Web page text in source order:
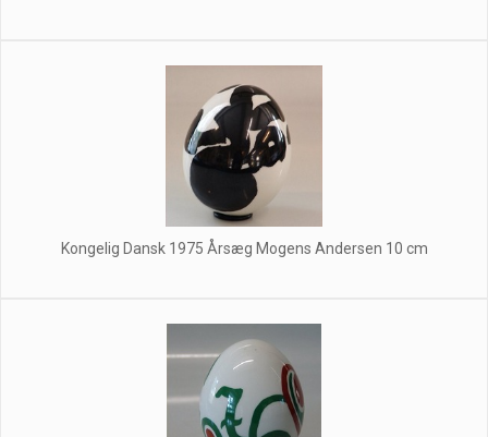
Kongelig Dansk 1975 Årsæg Mogens Andersen 10 cm